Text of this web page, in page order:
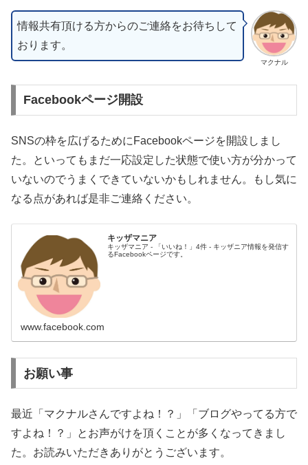
マクナル
情報共有頂ける方からのご連絡をお待ちして
おります。
Facebookページ開設
SNSの枠を広げるためにFacebookページを開設しまし
た。といってもまだ一応設定した状態で使い方が分かって
いないのでうまくできていないかもしれません。もし気に
なる点があれば是非ご連絡ください。
キッザマニア
キッザマニア - 「いいね！」4件 - キッザニア情報を発信す
るFacebookページです。
www.facebook.com
お願い事
最近「マクナルさんですよね！？」「ブログやってる方で
すよね！？」とお声がけを頂くことが多くなってきまし
た。お読みいただきありがとうございます。